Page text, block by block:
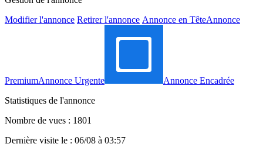
Modifier l'annonce Retirer l'annonce Annonce en TêteAnnonce
PremiumAnnonce Urgente
Annonce Encadrée
Statistiques de l'annonce
Nombre de vues : 1801
Dernière visite le : 06/08 à 03:57